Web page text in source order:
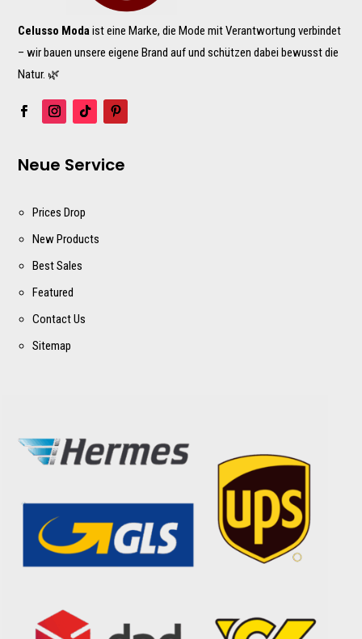
Celusso Modaist eine Marke, die Mode mit Verantwortung verbindet
– wir bauen unsere eigene Brand auf und schützen dabei bewusst die
Natur. 🌿
Neue Service
Prices Drop
New Products
Best Sales
Featured
Contact Us
Sitemap